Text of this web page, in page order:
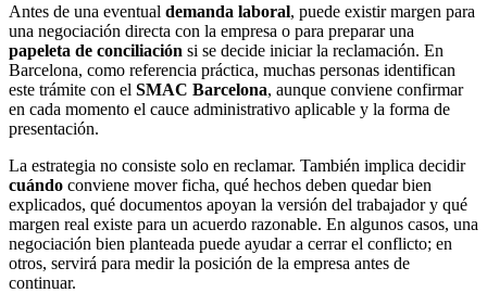
Antes de una eventual demanda laboral, puede existir margen para
una negociación directa con la empresa o para preparar una
papeleta de conciliación si se decide iniciar la reclamación. En
Barcelona, como referencia práctica, muchas personas identifican
este trámite con el SMAC Barcelona, aunque conviene confirmar
en cada momento el cauce administrativo aplicable y la forma de
presentación.
La estrategia no consiste solo en reclamar. También implica decidir
cuándo conviene mover ficha, qué hechos deben quedar bien
explicados, qué documentos apoyan la versión del trabajador y qué
margen real existe para un acuerdo razonable. En algunos casos, una
negociación bien planteada puede ayudar a cerrar el conflicto; en
otros, servirá para medir la posición de la empresa antes de
continuar.